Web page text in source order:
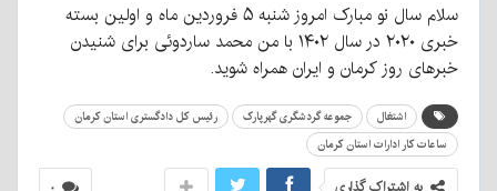
سلام سال نو مبارک امر‌وز شنبه ۵ فروردین ماه و اولین بسته
خبری ۲۰۲۰ در سال ۱۴۰۲ با من محمد ساردوئی برای شنیدن
خبرهای روز کرمان و ایران همراه شوید.
اشتغال جموعه گردشگری گهرپارک
رئیس کل دادگستری استان کرمان
ساعات کار ادارات استان کرمان
۰